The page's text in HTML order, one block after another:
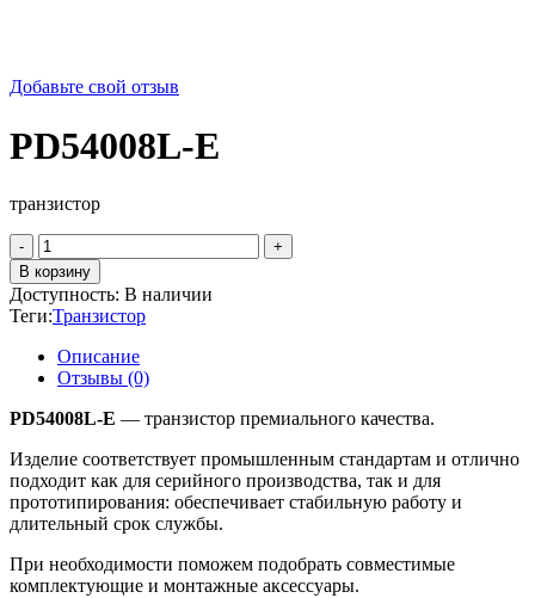
Добавьте свой отзыв
PD54008L-E
транзистор
Количество
товара
PD54008L-
E
В корзину
Доступность: В наличии
Теги:Транзистор
Описание
Отзывы (0)
PD54008L-E — транзистор премиального качества.
Изделие соответствует промышленным стандартам и отлично
подходит как для серийного производства, так и для
прототипирования: обеспечивает стабильную работу и
длительный срок службы.
При необходимости поможем подобрать совместимые
комплектующие и монтажные аксессуары.